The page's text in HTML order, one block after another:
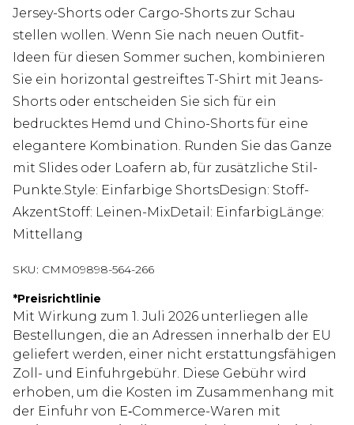
Jersey-Shorts oder Cargo-Shorts zur Schau
stellen wollen. Wenn Sie nach neuen Outfit-
Ideen für diesen Sommer suchen, kombinieren
Sie ein horizontal gestreiftes T-Shirt mit Jeans-
Shorts oder entscheiden Sie sich für ein
bedrucktes Hemd und Chino-Shorts für eine
elegantere Kombination. Runden Sie das Ganze
mit Slides oder Loafern ab, für zusätzliche Stil-
Punkte.Style: Einfarbige ShortsDesign: Stoff-
AkzentStoff: Leinen-MixDetail: EinfarbigLänge:
Mittellang
SKU: CMM09898-564-266
*Preisrichtlinie
Mit Wirkung zum 1. Juli 2026 unterliegen alle
Bestellungen, die an Adressen innerhalb der EU
geliefert werden, einer nicht erstattungsfähigen
Zoll- und Einfuhrgebühr. Diese Gebühr wird
erhoben, um die Kosten im Zusammenhang mit
der Einfuhr von E‑Commerce-Waren mit